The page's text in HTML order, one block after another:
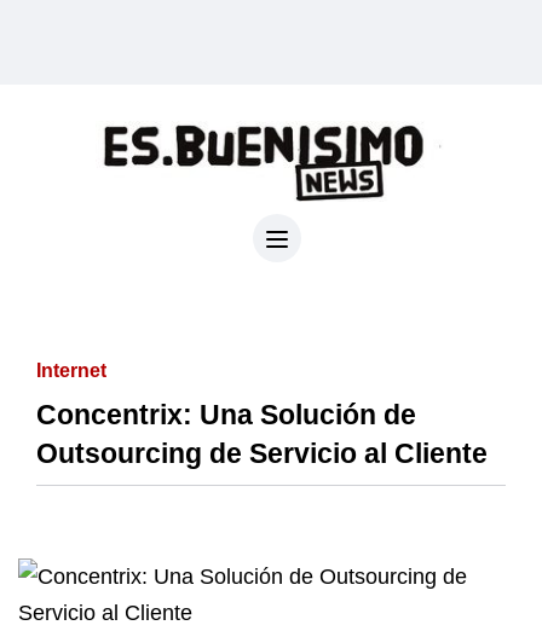
Internet
Concentrix: Una Solución de
Outsourcing de Servicio al Cliente